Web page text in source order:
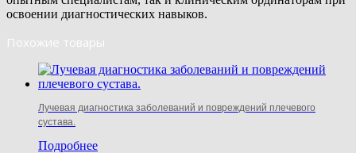
освоении диагностических навыков.
Похожие товары
Лучевая диагностика заболеваний и повреждений плечевого
сустава.
Подробнее